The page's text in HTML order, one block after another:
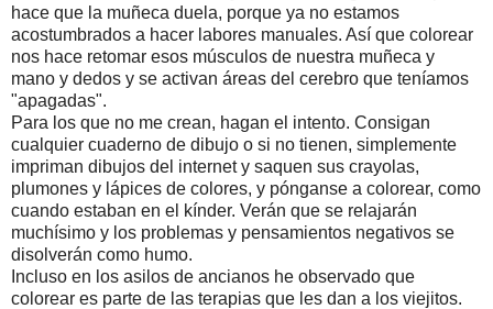
hace que la muñeca duela, porque ya no estamos
acostumbrados a hacer labores manuales. Así que colorear
nos hace retomar esos músculos de nuestra muñeca y
mano y dedos y se activan áreas del cerebro que teníamos
"apagadas".
Para los que no me crean, hagan el intento. Consigan
cualquier cuaderno de dibujo o si no tienen, simplemente
impriman dibujos del internet y saquen sus crayolas,
plumones y lápices de colores, y pónganse a colorear, como
cuando estaban en el kínder. Verán que se relajarán
muchísimo y los problemas y pensamientos negativos se
disolverán como humo.
Incluso en los asilos de ancianos he observado que
colorear es parte de las terapias que les dan a los viejitos.